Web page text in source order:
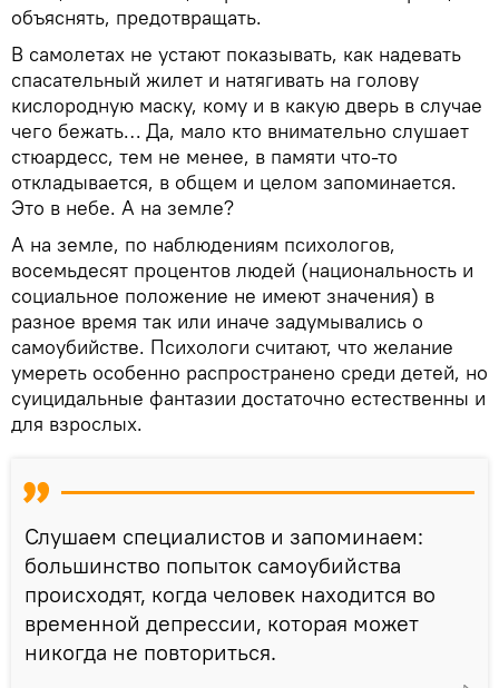
объяснять, предотвращать.
В самолетах не устают показывать, как надевать
спасательный жилет и натягивать на голову
кислородную маску, кому и в какую дверь в случае
чего бежать… Да, мало кто внимательно слушает
стюардесс, тем не менее, в памяти что-то
откладывается, в общем и целом запоминается.
Это в небе. А на земле?
А на земле, по наблюдениям психологов,
восемьдесят процентов людей (национальность и
социальное положение не имеют значения) в
разное время так или иначе задумывались о
самоубийстве. Психологи считают, что желание
умереть особенно распространено среди детей, но
суицидальные фантазии достаточно естественны и
для взрослых.
Слушаем специалистов и запоминаем:
большинство попыток самоубийства
происходят, когда человек находится во
временной депрессии, которая может
никогда не повториться.